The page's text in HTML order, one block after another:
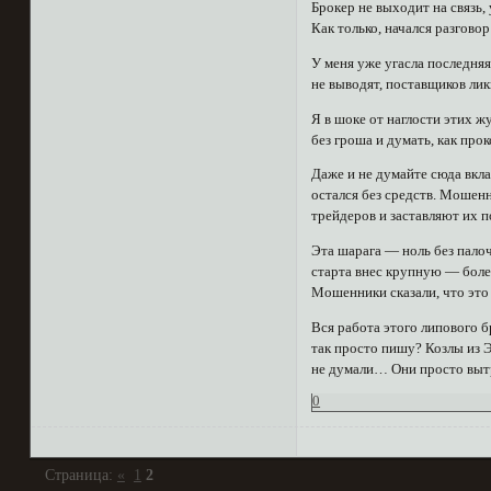
Брокер не выходит на
Как только, начался
У меня уже угасла
не выводят, поставщиков
Я в шоке от наглости этих
без гроша и думать, как
Даже и не думайте сюда
остался без средств.
трейдеров и заставляют их
Эта шарага — ноль без
старта внес крупную —
Мошенники сказали, что это
Вся работа этого липового
так просто пишу? Козлы из
не думали… Они просто
0
Страница: « 1 2